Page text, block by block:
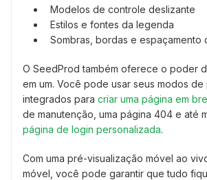
Modelos de controle deslizante
Estilos e fontes da legenda
Sombras, bordas e espaçamento
O SeedProd também oferece o poder
em um. Você pode usar seus modos de
integrados para criar uma página em
de manutenção, uma página 404 e até
página de login personalizada.
Com uma pré-visualização móvel ao
móvel, você pode garantir que tudo